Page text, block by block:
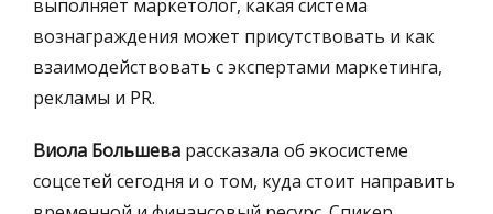
выполняет маркетолог, какая система
вознаграждения может присутствовать и как
взаимодействовать с экспертами маркетинга,
рекламы и PR.
Виола Большева рассказала об экосистеме
соцсетей сегодня и о том, куда стоит направить